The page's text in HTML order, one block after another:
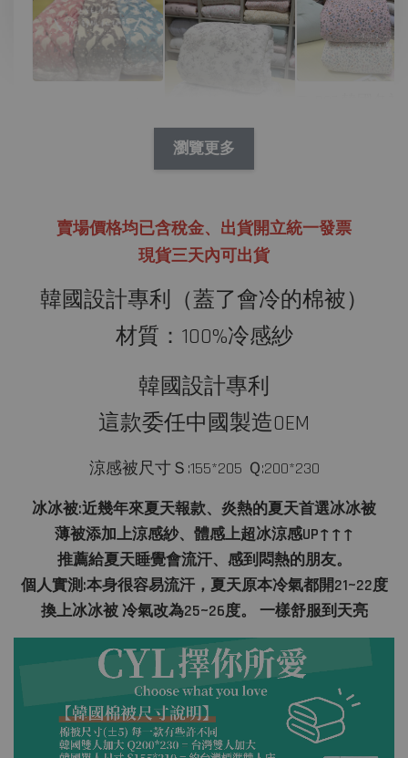
毛 舒服絨毛北極
NT$ 450
+NT$ 390
NT$ 450
-
加入購物車
瀏覽更多
賣場價格均已含稅金、 出貨開立統一發票
現貨三天內可出貨
韓國設計專利（蓋了會冷的棉被）
材質：100%冷感紗
韓國設計專利
這款委任中國製造OEM
涼感被尺寸 Ｓ:155*205 Ｑ:200*230
冰冰被:近幾年來夏天報款、炎熱的夏天首選冰冰被
薄被添加上涼感紗、體感上超冰涼感UP↑↑↑
推薦給夏天睡覺會流汗、感到悶熱的朋友。
個人實測:本身很容易流汗，夏天原本冷氣都開21~22度
換上冰冰被 冷氣改為25~26度。 一樣舒服到天亮